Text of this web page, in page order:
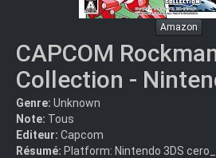
Amazon
CAPCOM
Collection -
Genre: Unknown
Note: Tous
Editeur: Capcom
Résumé: Platform: Nintendo 3DS